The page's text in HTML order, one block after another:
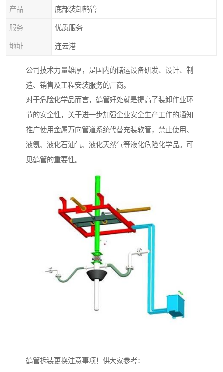
产品 底部装卸鹤管
服务 优质服务
地址 连云港
公司技术力量雄厚，是国内的储运设备研发、设计、制
造、销售及工程安装服务的厂商。
对于危险化学品而言，鹤管好处就是提高了装卸作业环
节的安全性，关于进一步加强企业安全生产工作的通知
推广使用金属万向管道系统代替充装软管，禁止使用、
液氨、液化石油气、液化天然气等液化危险化学品。可
见鹤管的重要性。
鹤管拆装更换注意事项！供大家参考：